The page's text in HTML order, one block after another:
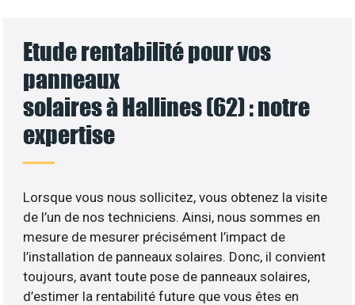
Etude rentabilité pour vos
panneaux
solaires à Hallines (62) : notre
expertise
Lorsque vous nous sollicitez, vous obtenez la visite
de l’un de nos techniciens. Ainsi, nous sommes en
mesure de mesurer précisément l’impact de
l’installation de panneaux solaires. Donc, il convient
toujours, avant toute pose de panneaux solaires,
d’estimer la rentabilité future que vous êtes en